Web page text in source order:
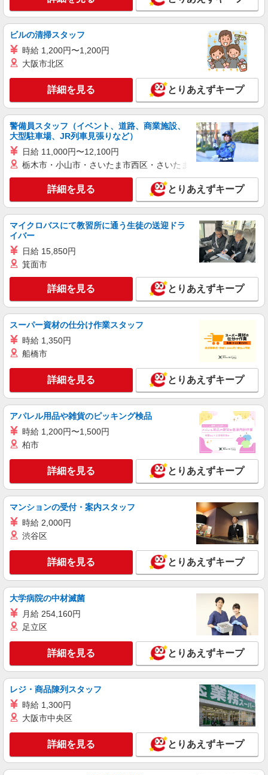
レア！【焼津駅】就労支援施設で軽作業の見守
りなど＊未経験OK
時給1400円〜 ＜日払い有/週払い有/交通費全
支給(ガソリン代含む)＞
キープ 詳細を見る
派遣社員
株式会社kotrio /●SZ-H-2014572
焼津駅◆サ高住スタッフ◆穏やかな職場×週
3〜×残業なし
通費全支給(ガソリン代含む)＞
焼津市内 最寄り駅：焼津
キープ 詳細を見る
派遣社員
株式会社kotrio /●SZ-H-2099438
≪面接なし/履歴書不要≫西焼津駅◇負担少な
めの障がい者支援員
時給1500円〜2125円 ＜日払い有/週払い有/交
通費全支給(ガソリン代含む)＞
焼津市内
株式会社kotrio /●SZ-H-1992309
焼津駅⇒需要のある福祉業界で介護デビュー＊
資格支援あり
時給1500円〜2125円 ＜日払い有/週払い有/交
焼津市内 最寄り駅：焼津
キープ 詳細を見る
派遣社員
株式会社kotrio /●SZ-H-1869686
西焼津駅◎負担少なめの障がい者支援員★社会
活動の見守りなど
時給1500円〜2125円 ＜日払い有/週払い有/交
通費全支給(ガソリン代含む)＞
詳細を見る
株式会社kotrio /●SZ-H-2099112
[ 綺麗 ]高級シニアマンションで生活ケア/見守
りなど/焼津駅
時給1500円〜2125円 ＜日払い有/週払い有/交
詳細を見る
ビルの清掃スタッフ
時給 1,200円〜1,200円
大阪市北区
詳細を見る とりあえずキープ
警備員スタッフ（イベント、道路、商業施設、
大型駐車場、JR列車見張りなど）
日給 11,000円〜12,100円
栃木市・小山市・さいたま市西区・さいたま市岩槻区・久喜市・
詳細を見る とりあえずキープ
マイクロバスにて教習所に通う生徒の送迎ドラ
イバー
日給 15,850円
箕面市
詳細を見る とりあえずキープ
スーパー資材の仕分け作業スタッフ
時給 1,350円
船橋市
詳細を見る とりあえずキープ
アパレル用品や雑貨のピッキング検品
時給 1,200円〜1,500円
柏市
詳細を見る とりあえずキープ
マンションの受付・案内スタッフ
時給 2,000円
渋谷区
詳細を見る とりあえずキープ
大学病院の中材滅菌
月給 254,160円
足立区
詳細を見る とりあえずキープ
レジ・商品陳列スタッフ
時給 1,300円
大阪市中央区
詳細を見る とりあえずキープ